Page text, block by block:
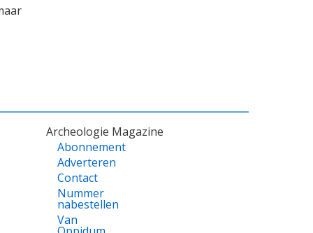
Archeologie Magazine
Abonnement
Adverteren
Contact
Nummer
nabestellen
Van